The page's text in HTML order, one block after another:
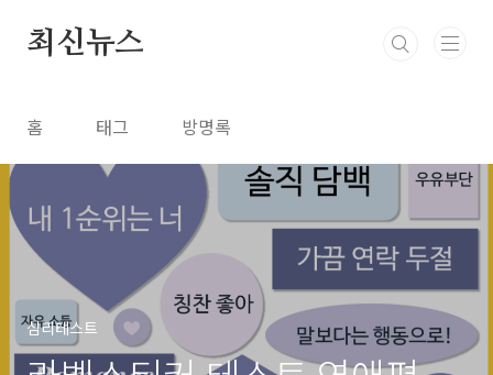
최신뉴스
홈 태그 방명록
심리테스트